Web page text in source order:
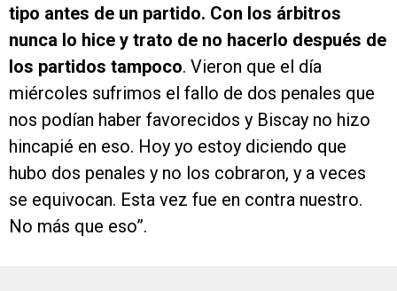
tipo antes de un partido. Con los árbitros
nunca lo hice y trato de no hacerlo después de
los partidos tampoco. Vieron que el día
miércoles sufrimos el fallo de dos penales que
nos podían haber favorecidos y Biscay no hizo
hincapié en eso. Hoy yo estoy diciendo que
hubo dos penales y no los cobraron, y a veces
se equivocan. Esta vez fue en contra nuestro.
No más que eso”.